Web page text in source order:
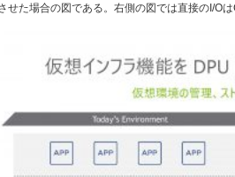
せた場合の図である。右側の図では直接のI/O